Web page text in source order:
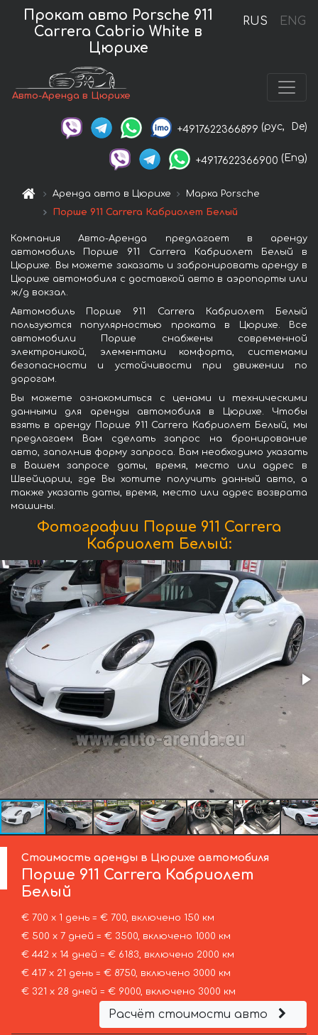
RUS ENG
Прокат авто Porsche 911
Carrera Cabrio White в
Цюрихе
Авто-Аренда в Цюрихе
+4917622366899 (рус, De)
+4917622366900 (Eng)
Аренда авто в Цюрихе
Марка Porsche
Порше 911 Carrera Кабриолет Белый
Компания Авто-Аренда предлагает в аренду
автомобиль Порше 911 Carrera Кабриолет Белый в
Цюрихе. Вы можете заказать и забронировать аренду в
Цюрихе автомобиля с доставкой авто в аэропорты или
ж/д вокзал.
Автомобиль Порше 911 Carrera Кабриолет Белый
пользуются популярностью проката в Цюрихе. Все
автомобили Порше снабжены современной
электроникой, элементами комфорта, системами
безопасности и устойчивости при движении по
дорогам.
Вы можете ознакомиться с ценами и техническими
данными для аренды автомобиля в Цюрихе. Чтобы
взять в аренду Порше 911 Carrera Кабриолет Белый, мы
предлагаем Вам сделать запрос на бронирование
авто, заполнив форму запроса. Вам необходимо указать
в Вашем запросе даты, время, место или адрес в
Швейцарии, где Вы хотите получить данный авто, а
также указать даты, время, место или адрес возврата
машины.
Фотографии Порше 911 Carrera
Кабриолет Белый:
Стоимость аренды в Цюрихе автомобиля
Порше 911 Carrera Кабриолет
Белый
€ 700 х 1 день = € 700, включено 150 км
€ 500 х 7 дней = € 3500, включено 1000 км
€ 442 х 14 дней = € 6183, включено 2000 км
€ 417 х 21 день = € 8750, включено 3000 км
€ 321 х 28 дней = € 9000, включено 3000 км
Расчёт стоимости авто